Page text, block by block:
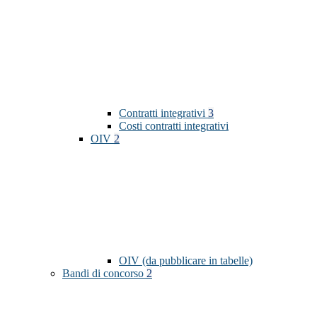
Contratti integrativi 3
Costi contratti integrativi
OIV 2
OIV (da pubblicare in tabelle)
Bandi di concorso 2